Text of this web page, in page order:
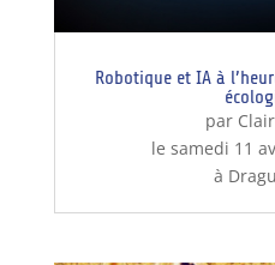
Robotique et IA à
par
le samedi 11
à